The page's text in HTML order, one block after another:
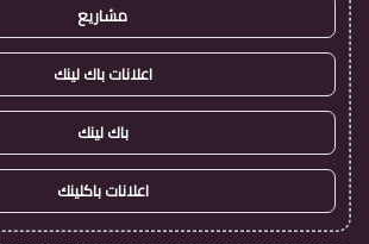
مشاريع
اعلانات باك لينك
باك لينك
اعلانات باكلينك